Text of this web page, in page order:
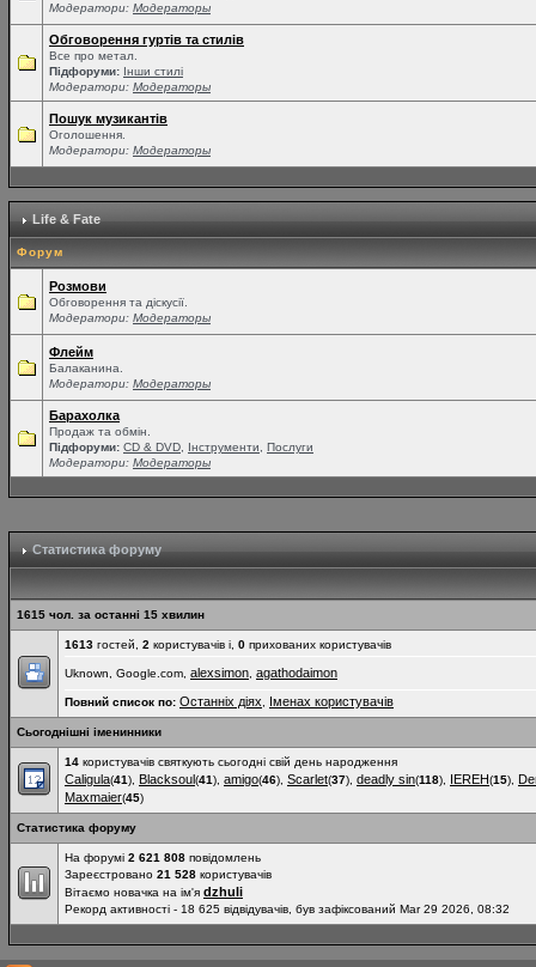
Модератори: Модераторы
Обговорення гуртів та стилів
Все про метал.
Підфоруми: Інши стилі
Модератори: Модераторы
Пошук музикантів
Оголошення.
Модератори: Модераторы
Life & Fate
Форум
Розмови
Обговорення та діскусії.
Модератори: Модераторы
Флейм
Балаканина.
Модератори: Модераторы
Барахолка
Продаж та обмін.
Підфоруми: СD & DVD Інструменти
Послуги
Модератори: Модераторы
Статистика форуму
1615 чол. за останні 15 хвилин
1613 гостей, 2 користувачів і, 0 прихованих користувачів
Uknown, Google.com, alexsimon agathodaimon
Повний список по: Останніх діях Іменах користувачів
Сьогоднішні іменинники
14 користувачів святкують сьогодні свій день народження
Caligula(41), Blacksoul(41), amigo(46), Scarlet(37), deadly sin(118), IEREH(15),
Maxmaier(45)
Статистика форуму
На форумі 2 621 808 повідомлень
Зареєстровано 21 528 користувачів
Вітаємо новачка на ім'я dzhuli
Рекорд активності - 18 625 відвідувачів, був зафіксований Mar 29 2026, 08:32